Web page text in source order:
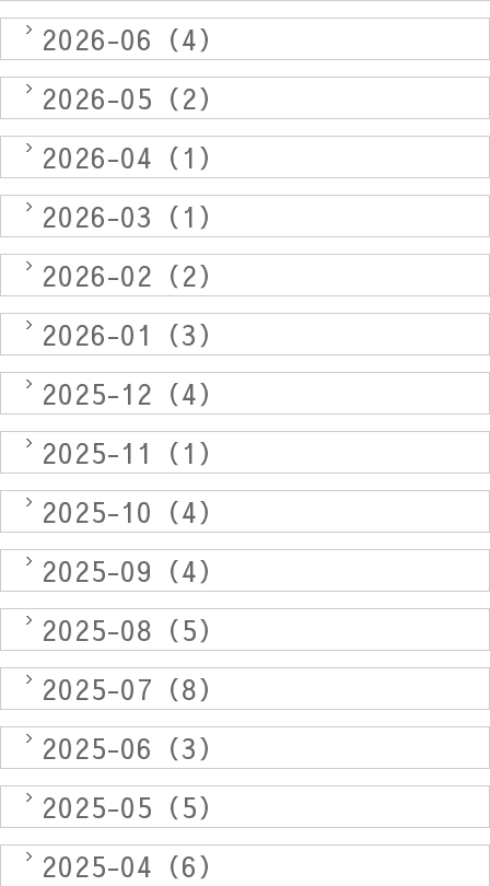
2026-06（4）
2026-05（2）
2026-04（1）
2026-03（1）
2026-02（2）
2026-01（3）
2025-12（4）
2025-11（1）
2025-10（4）
2025-09（4）
2025-08（5）
2025-07（8）
2025-06（3）
2025-05（5）
2025-04（6）